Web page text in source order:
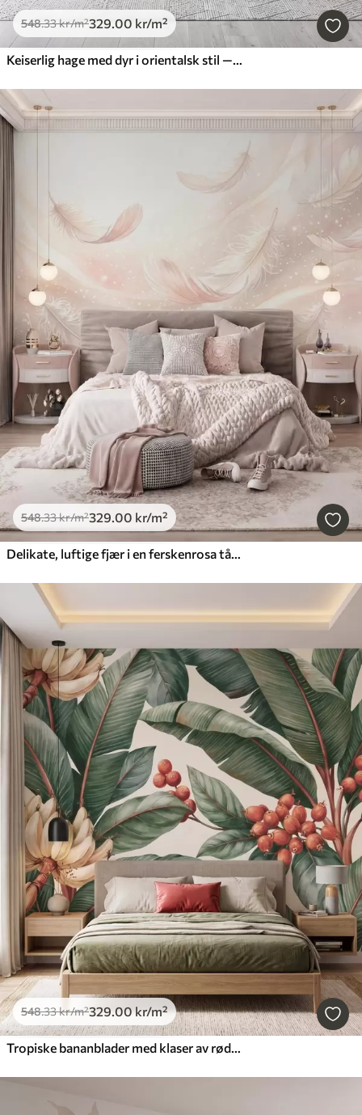
548.33kr/m²329.00 kr/m²
Keiserlig hage med dyr i orientalsk stil — ape, leopard, tiger, påfugl og hegre
548.33kr/m²329.00 kr/m²
Delikate, luftige fjær i en ferskenrosa tåke med glans
548.33kr/m²329.00kr/m²
Tropiske bananblader med klaser av røde kaffebær, i akvarellstil